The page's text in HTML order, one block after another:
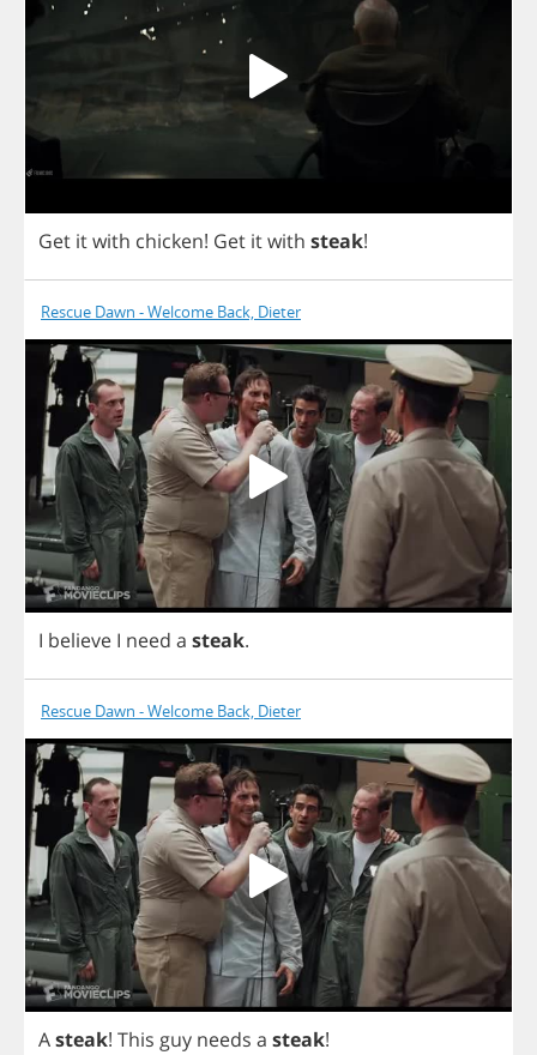
Get itwith chicken! Get itwith steak!
Rescue Dawn - Welcome Back, Dieter
I believe I need a steak.
Rescue Dawn - Welcome Back, Dieter
Asteak! This guy needs a steak!